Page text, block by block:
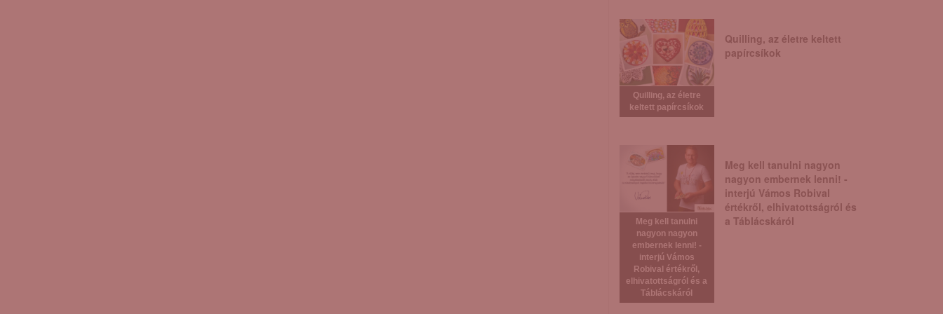
Quilling, az életre
keltett papírcsíkok
Quilling, az életre keltett
papírcsíkok
Meg kell tanulni
nagyon nagyon
embernek lenni! -
interjú Vámos
Robival értékről,
elhivatottságról és a
Táblácskáról
Meg kell tanulni nagyon
nagyon embernek lenni! -
interjú Vámos Robival
értékről, elhivatottságról és
a Táblácskáról